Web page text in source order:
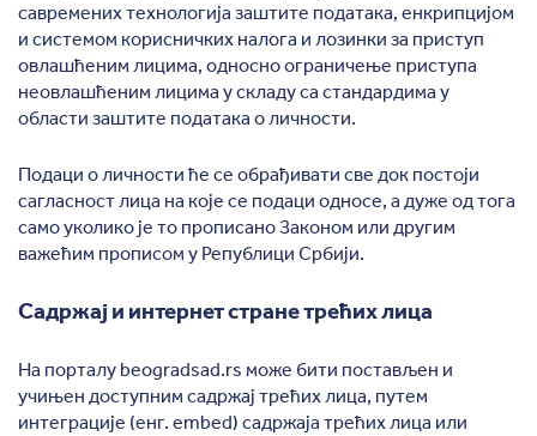
савремених технологија заштите података, енкрипцијом
и системом корисничких налога и лозинки за приступ
овлашћеним лицима, односно ограничење приступа
неовлашћеним лицима у складу са стандардима у
области заштите података о личности.
Подаци о личности ће се обрађивати све док постоји
сагласност лица на које се подаци односе, а дуже од тога
само уколико је то прописано Законом или другим
важећим прописом у Републици Србији.
Садржај и интернет стране трећих лица
На порталу beogradsad.rs може бити постављен и
учињен доступним садржај трећих лица, путем
интеграције (енг. embed) садржаја трећих лица или